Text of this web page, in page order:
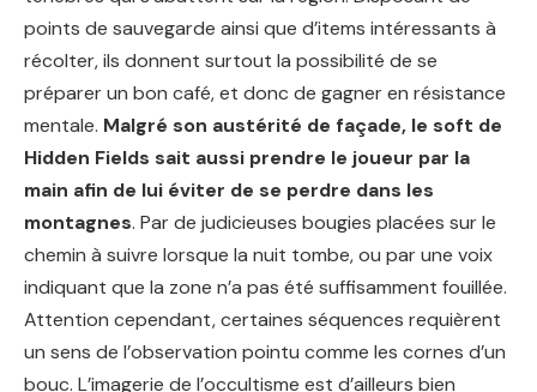
points de sauvegarde ainsi que d’items intéressants à
récolter, ils donnent surtout la possibilité de se
préparer un bon café, et donc de gagner en résistance
mentale. Malgré son austérité de façade, le soft de
Hidden Fields sait aussi prendre le joueur par la
main afin de lui éviter de se perdre dans les
montagnes. Par de judicieuses bougies placées sur le
chemin à suivre lorsque la nuit tombe, ou par une voix
indiquant que la zone n’a pas été suffisamment fouillée.
Attention cependant, certaines séquences requièrent
un sens de l’observation pointu comme les cornes d’un
bouc. L’imagerie de l’occultisme est d’ailleurs bien